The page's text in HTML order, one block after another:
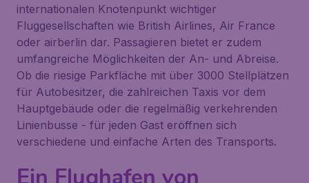
internationalen Knotenpunkt wichtiger
Fluggesellschaften wie British Airlines, Air France
oder airberlin dar. Passagieren bietet er zudem
umfangreiche Möglichkeiten der An- und Abreise.
Ob die riesige Parkfläche mit über 3000 Stellplätzen
für Autobesitzer, die zahlreichen Taxis vor dem
Hauptgebäude oder die regelmäßig verkehrenden
Linienbusse - für jeden Gast eröffnen sich
verschiedene und einfache Arten des Transports.